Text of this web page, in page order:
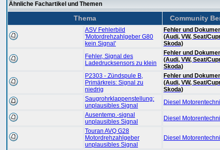
Ähnliche Fachartikel und Themen
Thema Community
ASV Fehlerbild
'Motordrehzahlgeber G80
kein Signal'
Fehler und
(Audi, VW, Seat/
Skoda)
Fehler, Signal des
Ladedrucksensors zu klein
Fehler und
(Audi, VW, Seat/
Skoda)
P2303 - Zündspule B,
Primärkreis: Signal zu
niedrig
Fehler und
(Audi, VW, Seat/
Skoda)
Saugrohrklappenstellung:
unplausibles Signal
Diesel
Ausentemp.-signal
unplausibles Signal
Diesel
Touran AVQ G28
Motordrehzahlgeber
unplausibles Signal
Diesel